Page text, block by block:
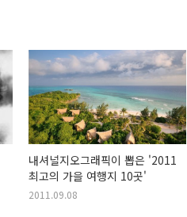
내셔널지오그래픽이 뽑은 '2011
최고의 가을 여행지 10곳'
2011.09.08